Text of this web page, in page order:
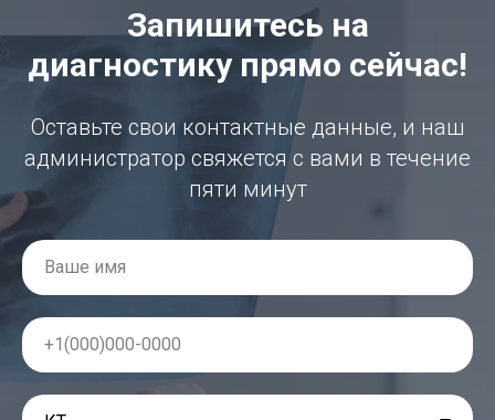
Запишитесь на
диагностику прямо сейчас!
Оставьте свои контактные данные, и наш
администратор свяжется с вами в течение
пяти минут